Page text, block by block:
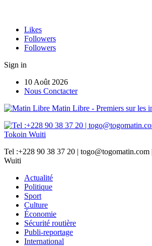
Likes
Followers
Followers
Sign in
10 Août 2026
Nous Conctacter
Matin Libre - Premiers sur les
Tel :+228 90 38 37 20 |
Wuiti
Actualité
Politique
Sport
Culture
Économie
Sécurité routière
Publi-reportage
International